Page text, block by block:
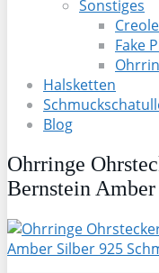
Sonstiges
Fake
Halsketten
Blog
Ohrringe
Bernstein